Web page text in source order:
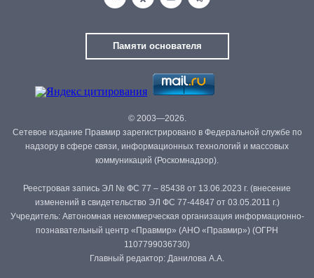
Памяти основателя
© 2003—2026.
Сетевое издание Правмир зарегистрировано в Федеральной службе по
надзору в сфере связи, информационных технологий и массовых
коммуникаций (Роскомнадзор).
Реестровая запись ЭЛ № ФС 77 – 85438 от 13.06.2023 г. (внесение
изменений в свидетельство ЭЛ ФС 77-44847 от 03.05.2011 г.)
Учредитель: Автономная некоммерческая организация информационно-
познавательный центр «Правмир» (АНО «Правмир») (ОГРН
1107799036730)
Главный редактор: Данилова А.А.